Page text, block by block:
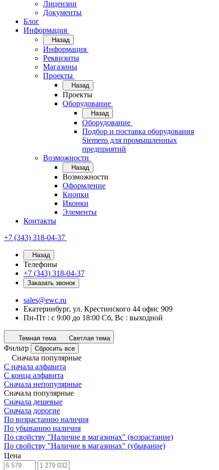
Лицензии
Документы
Блог
Информация
Назад
Информация
Реквизиты
Магазины
Проекты
Назад
Проекты
Оборудование
Назад
Оборудование
Подбор и поставка оборудования
Siemens для промышленных
предприятий
Возможности
Назад
Возможности
Оформление
Кнопки
Иконки
Элементы
Контакты
+7 (343) 318-04-37
Назад
Телефоны
+7 (343) 318-04-37
Заказать звонок
sales@ewc.ru
Екатеринбург, ул. Крестинского 44 офис 909
Пн-Пт : с 9:00 до 18:00 Сб, Вс : выходной
Темная тема Светлая тема
Фильтр Сбросить все
Сначала популярные
С начала алфавита
С конца алфавита
Сначала непопулярные
Сначала популярные
Сначала дешевые
Сначала дорогие
По возрастанию наличия
По убыванию наличия
По свойству "Наличие в магазинах" (возрастание)
По свойству "Наличие в магазинах" (убывание)
Цена